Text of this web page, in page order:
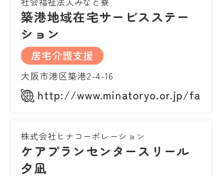
築港地域在宅サービスステー
ション
居宅介護支援
大阪市港区築港2-4-16
http://www.minatoryo.or.jp/
株式会社ヒナコーポレーション
ケアプランセンタースリール
夕凪